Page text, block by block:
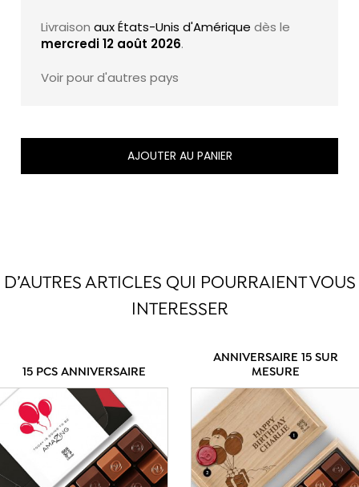
Livraison aux États-Unis d'Amérique dès le
mercredi 12 août 2026.
Voir pour d'autres pays
AJOUTER AU PANIER
D’AUTRES ARTICLES QUI POURRAIENT VOUS
INTERESSER
15 PCS ANNIVERSAIRE
ANNIVERSAIRE 15 SUR
MESURE